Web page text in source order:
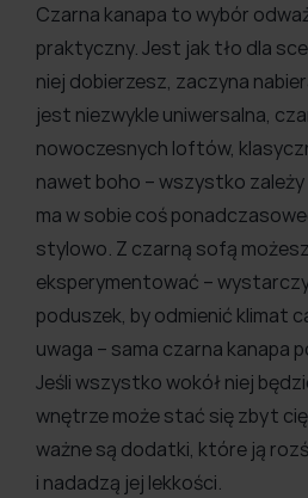
Czarna kanapa to wybór
praktyczny. Jest jak tło dla
niej dobierzesz, zaczyna
jest niezwykle uniwersalna,
nowoczesnych loftów,
nawet boho – wszystko
ma w sobie coś
stylowo. Z czarną sofą
eksperymentować –
poduszek, by odmienić klimat
uwaga – sama czarna kanapa
Jeśli wszystko wokół niej
wnętrze może stać się zbyt
ważne są dodatki, które ją
i nadadzą jej lekkości.